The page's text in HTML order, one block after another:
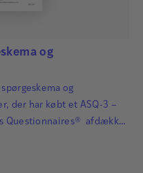
og
og
der har købt et ASQ-3 –
Questionnaires® afdækker
for børns fremtid, at